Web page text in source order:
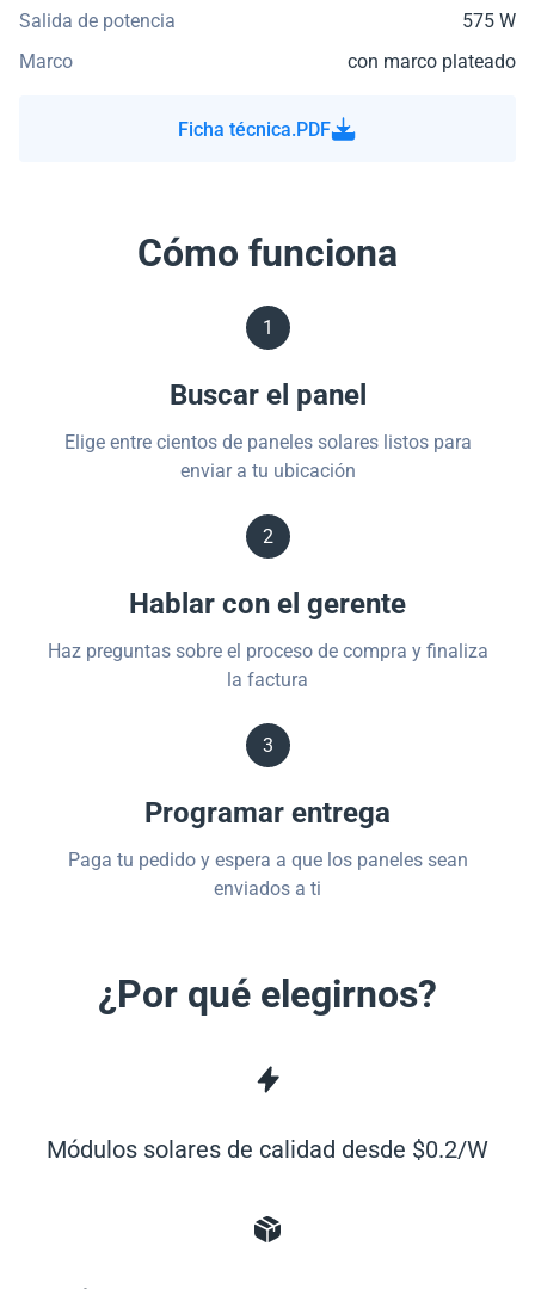
Salida de potencia
575 W
Marco
con marco plateado
Ficha técnica.PDF
Cómo funciona
1
Buscar el panel
Elige entre cientos de paneles solares listos para
enviar a tu ubicación
2
Hablar con el gerente
Haz preguntas sobre el proceso de compra y finaliza
la factura
3
Programar entrega
Paga tu pedido y espera a que los paneles sean
enviados a ti
¿Por qué elegirnos?
Módulos solares de calidad desde $0.2/W